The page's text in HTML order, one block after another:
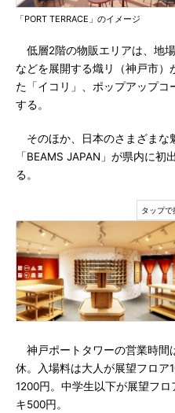
「PORT TERRACE」のイメージ
低層2階の物販エリアは、地
などを展開する熾リ（神戸市）
た「イコリ」、ポップアップ
する。
そのほか、日本のさまざまな
「BEAMS JAPAN」が県内に
る。
神戸ポートタワーの営業時間
休。入場料は大人が展望フロア
1200円。中学生以下が展望フ
キ500円。